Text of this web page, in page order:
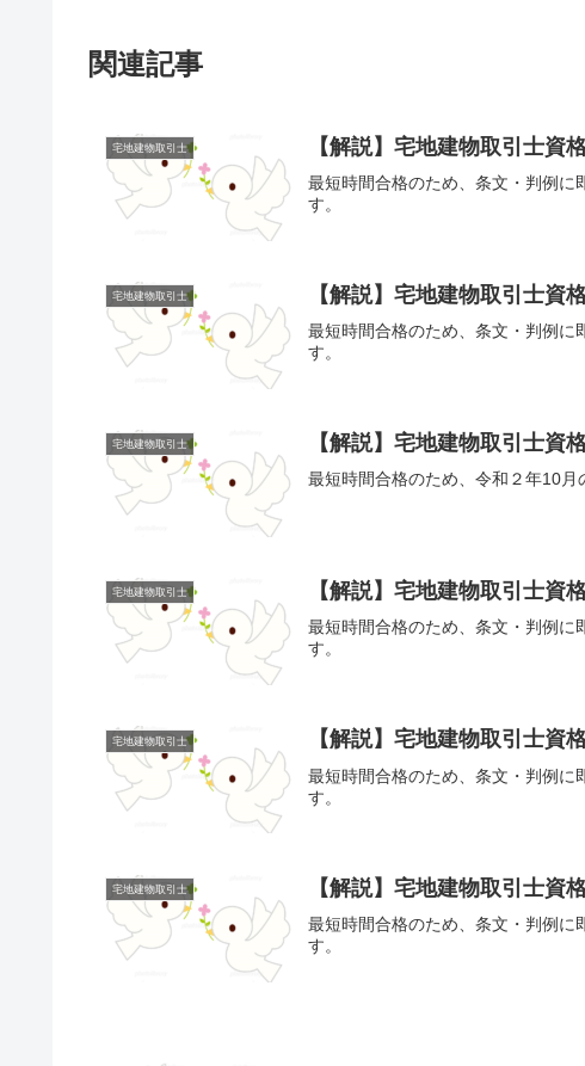
関連記事
宅地建物取引士 【解説】宅地建物取引士資
最短時間合格のため、条文・判例に
す。
宅地建物取引士 【解説】宅地建物取引士資
最短時間合格のため、条文・判例に
す。
宅地建物取引士 【解説】宅地建物取引士資
最短時間合格のため、令和２年10月
宅地建物取引士 【解説】宅地建物取引士資
最短時間合格のため、条文・判例に
す。
宅地建物取引士 【解説】宅地建物取引士資
最短時間合格のため、条文・判例に
す。
宅地建物取引士 【解説】宅地建物取引士資
最短時間合格のため、条文・判例に
す。